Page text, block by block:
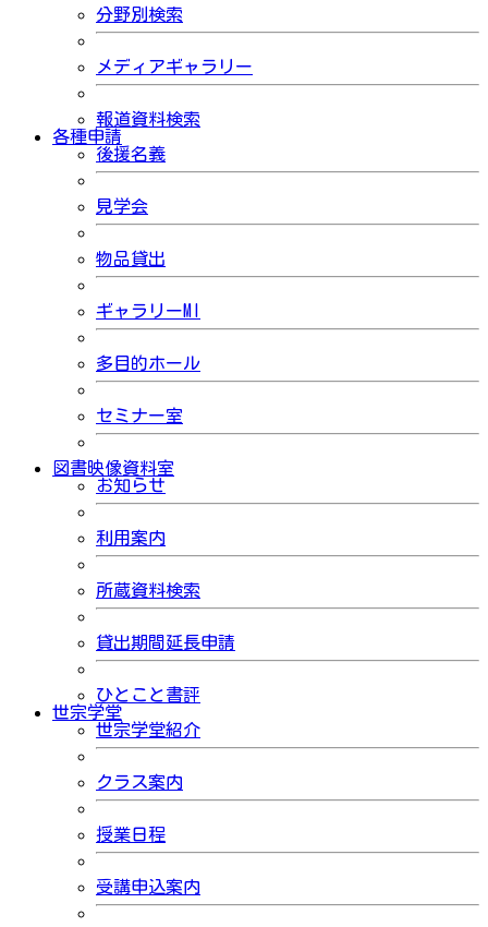
分野別検索
メディアギャラリー
報道資料検索
各種申請
後援名義
見学会
物品貸出
ギャラリーMI
多目的ホール
セミナー室
図書映像資料室
お知らせ
利用案内
所蔵資料検索
貸出期間延長申請
ひとこと書評
世宗学堂
世宗学堂紹介
クラス案内
授業日程
受講申込案内